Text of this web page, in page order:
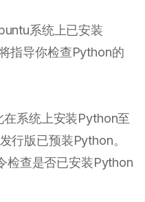
系统上已安装
指导你检查Python的
系统上安装Python至
行版已预装Python。
检查是否已安装Python